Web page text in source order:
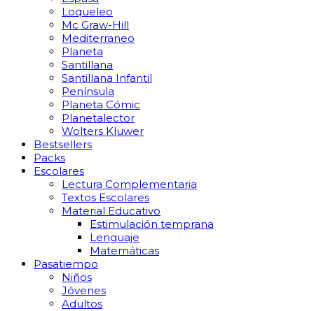
Loqueleo
Mc Graw-Hill
Mediterraneo
Planeta
Santillana
Santillana Infantil
Península
Planeta Cómic
Planetalector
Wolters Kluwer
Bestsellers
Packs
Escolares
Lectura Complementaria
Textos Escolares
Material Educativo
Estimulación temprana
Lenguaje
Matemáticas
Pasatiempo
Niños
Jóvenes
Adultos